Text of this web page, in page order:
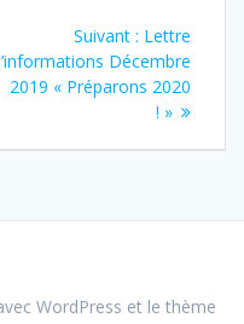
Suivant : Article
suivant
:
Lettre
Décembre
2019 « Préparons 2020
! »
WordPress et le thème